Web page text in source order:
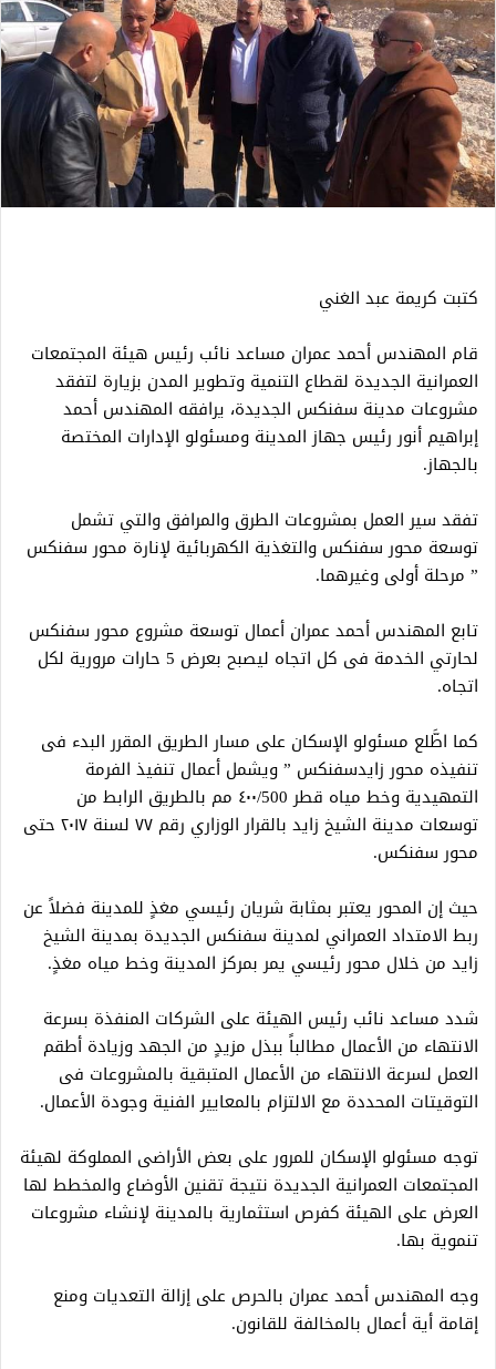
كتبت كريمة عبد الغني
قام المهندس أحمد عمران مساعد نائب رئيس هيئة المجتمعات
العمرانية الجديدة لقطاع التنمية وتطوير المدن بزيارة لتفقد
مشروعات مدينة سفنكس الجديدة، يرافقه المهندس أحمد
إبراهيم أنور رئيس جهاز المدينة ومسئولو الإدارات المختصة
بالجهاز.
تفقد سير العمل بمشروعات الطرق والمرافق والتي تشمل
توسعة محور سفنكس والتغذية الكهربائية لإنارة محور سفنكس
” مرحلة أولى وغيرهما.
تابع المهندس أحمد عمران أعمال توسعة مشروع محور سفنكس
لحارتي الخدمة فى كل اتجاه ليصبح بعرض 5 حارات مرورية لكل
اتجاه.
كما اطَّلع مسئولو الإسكان على مسار الطريق المقرر البدء فى
تنفيذه محور زايدسفنكس ” ويشمل أعمال تنفيذ الفرمة
التمهيدية وخط مياه قطر ٤٠٠/500 مم بالطريق الرابط من
توسعات مدينة الشيخ زايد بالقرار الوزاري رقم ٧٧ لسنة ٢٠١٧ حتى
محور سفنكس.
حيث إن المحور يعتبر بمثابة شريان رئيسي مغذٍ للمدينة فضلاً عن
ربط الامتداد العمراني لمدينة سفنكس الجديدة بمدينة الشيخ
زايد من خلال محور رئيسي يمر بمركز المدينة وخط مياه مغذٍ.
شدد مساعد نائب رئيس الهيئة على الشركات المنفذة بسرعة
الانتهاء من الأعمال مطالباً ببذل مزيدٍ من الجهد وزيادة أطقم
العمل لسرعة الانتهاء من الأعمال المتبقية بالمشروعات فى
التوقيتات المحددة مع الالتزام بالمعايير الفنية وجودة الأعمال.
توجه مسئولو الإسكان للمرور على بعض الأراضى المملوكة لهيئة
المجتمعات العمرانية الجديدة نتيجة تقنين الأوضاع والمخطط لها
العرض على الهيئة كفرص استثمارية بالمدينة لإنشاء مشروعات
تنموية بها.
وجه المهندس أحمد عمران بالحرص على إزالة التعديات ومنع
إقامة أية أعمال بالمخالفة للقانون.